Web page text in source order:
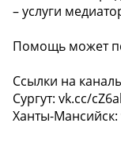
– услуги
Помощь может
Ссылки на
Сургут: vk.cc/
Ханты-Мансийск: